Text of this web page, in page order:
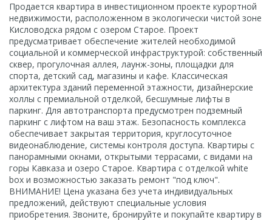
Продается квартира в инвестиционном проекте курортной
недвижимости, расположенном в экологически чистой зоне
Кисловодска рядом с озером Старое. Проект
предусматривает обеспечение жителей необходимой
социальной и коммерческой инфраструктурой: собственный
сквер, прогулочная аллея, лаунж-зоны, площадки для
спорта, детский сад, магазины и кафе. Классическая
архитектура зданий переменной этажности, дизайнерские
холлы с премиальной отделкой, бесшумные лифты в
паркинг. Для автотранспорта предусмотрен подземный
паркинг с лифтом на ваш этаж. Безопасность комплекса
обеспечивает закрытая территория, круглосуточное
видеонаблюдение, системы контроля доступа. Квартиры с
панорамными окнами, открытыми террасами, с видами на
горы Кавказа и озеро Старое. Квартира с отделкой white
box и возможностью заказать ремонт "под ключ".
ВНИМАНИЕ! Цена указана без учета индивидуальных
предложений, действуют специальные условия
приобретения. Звоните, бронируйте и покупайте квартиру в